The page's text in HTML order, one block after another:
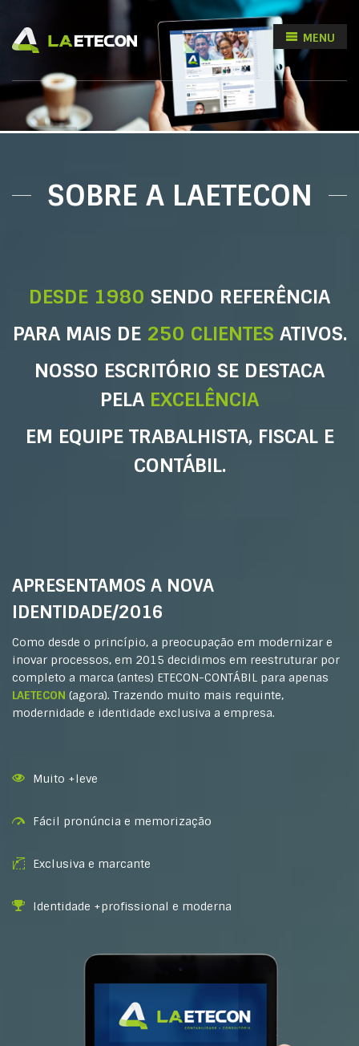
MENU
SOBRE A LAETECON
DESDE 1980 SENDO REFERÊNCIA
PARA MAIS DE 250 CLIENTES ATIVOS.
NOSSO ESCRITÓRIO SE DESTACA
PELA EXCELÊNCIA
EM EQUIPE TRABALHISTA, FISCAL E
CONTÁBIL.
APRESENTAMOS A NOVA
IDENTIDADE/2016
Como desde o princípio, a preocupação em modernizar e
inovar processos, em 2015 decidimos em reestruturar por
completo a marca (antes) ETECON-CONTÁBIL para apenas
LAETECON (agora). Trazendo muito mais requinte,
modernidade e identidade exclusiva a empresa.
Muito +leve
Fácil pronúncia e memorização
Exclusiva e marcante
Identidade +profissional e moderna